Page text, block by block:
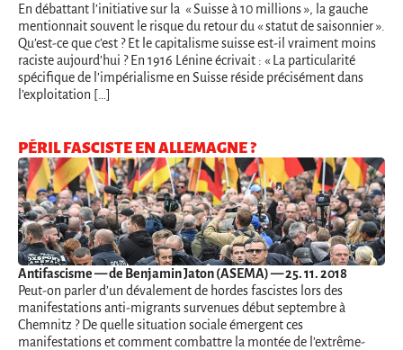
En débattant l’initiative sur la « Suisse à 10 millions », la gauche
mentionnait souvent le risque du retour du « statut de saisonnier ».
Qu’est-ce que c’est ? Et le capitalisme suisse est-il vraiment moins
raciste aujourd’hui ? En 1916 Lénine écrivait : « La particularité
spécifique de l’impérialisme en Suisse réside précisément dans
l’exploitation […]
PÉRIL FASCISTE EN ALLEMAGNE ?
Antifascisme— de Benjamin Jaton (ASEMA) — 25. 11. 2018
Peut-on parler d’un dévalement de hordes fascistes lors des
manifestations anti-migrants survenues début septembre à
Chemnitz ? De quelle situation sociale émergent ces
manifestations et comment combattre la montée de l’extrême-